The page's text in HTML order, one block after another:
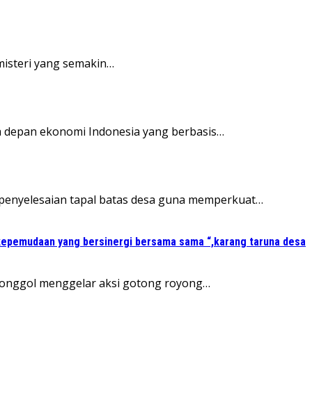
yang semakin…
ekonomi Indonesia yang berbasis…
tapal batas desa guna memperkuat…
yang bersinergi bersama sama “,karang taruna desa
menggelar aksi gotong royong…